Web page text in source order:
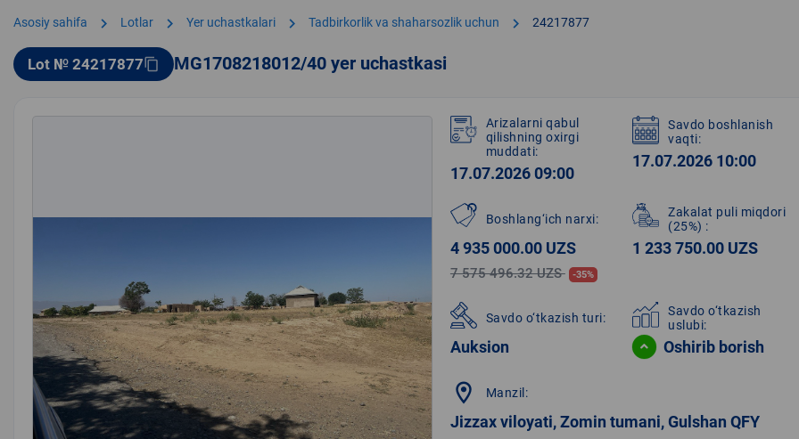
Asosiy sahifa chevron_right Lotlar chevron_right Yer uchastkalari chevron_right Tadbirkorlik va shaharsozlik uchun chevron_right 24217877
Lot № 24217877content_copy MG1708218012/40 yer uchastkasi
Arizalarni qabul
qilishning oxirgi
muddati:
17.07.2026 09:00
Savdo boshlanish
vaqti:
17.07.2026 10:00
Boshlang‘ich narxi:
4 935 000.00 UZS
7 575 496.32 UZS -35%
Zakalat puli miqdori
(25%) :
1 233 750.00 UZS
Savdo o‘tkazish turi:
Auksion
Savdo o‘tkazish
uslubi:
Oshirib borish
location_on Manzil:
Jizzax viloyati, Zomin tumani, Gulshan QFY